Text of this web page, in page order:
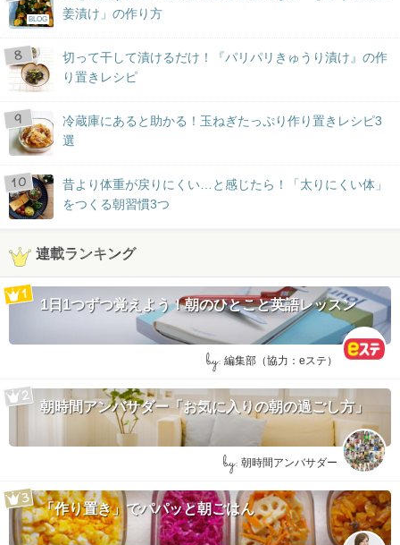
BLOG
姜漬け」の作り方
切って干して漬けるだけ！『パリパリきゅうり漬け』の作
り置きレシピ
冷蔵庫にあると助かる！玉ねぎたっぷり作り置きレシピ3
選
昔より体重が戻りにくい…と感じたら！「太りにくい体」
をつくる朝習慣3つ
連載ランキング
1日1つずつ覚えよう！朝のひとこと英語レッスン
by: 編集部（協力：eステ）
朝時間アンバサダー「お気に入りの朝の過ごし方」
by: 朝時間アンバサダー
「作り置き」でパパッと朝ごはん